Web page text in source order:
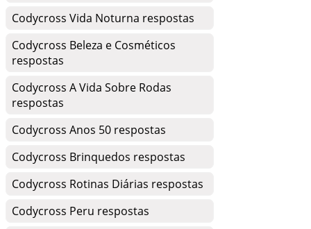
Codycross Vida Noturna respostas
Codycross Beleza e Cosméticos
respostas
Codycross A Vida Sobre Rodas
respostas
Codycross Anos 50 respostas
Codycross Brinquedos respostas
Codycross Rotinas Diárias respostas
Codycross Peru respostas